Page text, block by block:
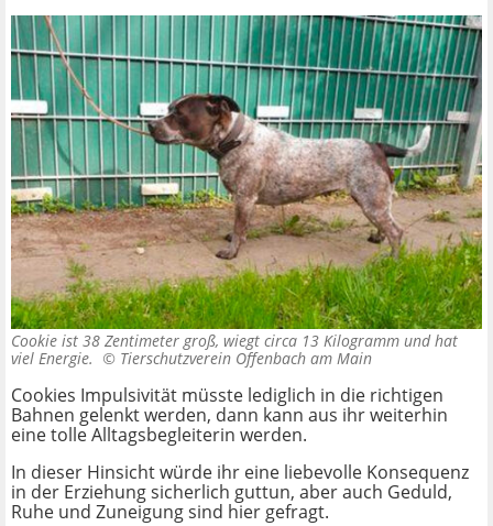
Cookie ist 38 Zentimeter groß, wiegt circa 13 Kilogramm und hat
viel Energie. © Tierschutzverein Offenbach am Main
Cookies Impulsivität müsste lediglich in die richtigen
Bahnen gelenkt werden, dann kann aus ihr weiterhin
eine tolle Alltagsbegleiterin werden.
In dieser Hinsicht würde ihr eine liebevolle Konsequenz
in der Erziehung sicherlich guttun, aber auch Geduld,
Ruhe und Zuneigung sind hier gefragt.